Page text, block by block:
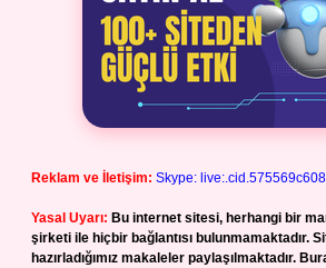
Reklam ve İletişim: Skype:
Yasal Uyarı: Bu internet sitesi, herhangi bir
şirketi ile hiçbir bağlantısı bulunmamaktadır.
hazırladığımız makaleler paylaşılmaktadır.